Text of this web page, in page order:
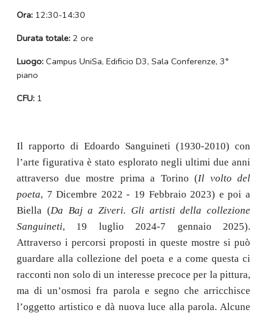
Ora: 12:30-14:30
Durata totale: 2 ore
Luogo: Campus UniSa, Edificio D3, Sala Conferenze, 3°
piano
CFU: 1
Il rapporto di Edoardo Sanguineti (1930-2010) con
l’arte figurativa è stato esplorato negli ultimi due anni
attraverso due mostre prima a Torino (Il volto del
poeta, 7 Dicembre 2022 - 19 Febbraio 2023) e poi a
Biella (Da Baj a Ziveri. Gli artisti della collezione
Sanguineti, 19 luglio 2024-7 gennaio 2025).
Attraverso i percorsi proposti in queste mostre si può
guardare alla collezione del poeta e a come questa ci
racconti non solo di un interesse precoce per la pittura,
ma di un’osmosi fra parola e segno che arricchisce
l’oggetto artistico e dà nuova luce alla parola. Alcune